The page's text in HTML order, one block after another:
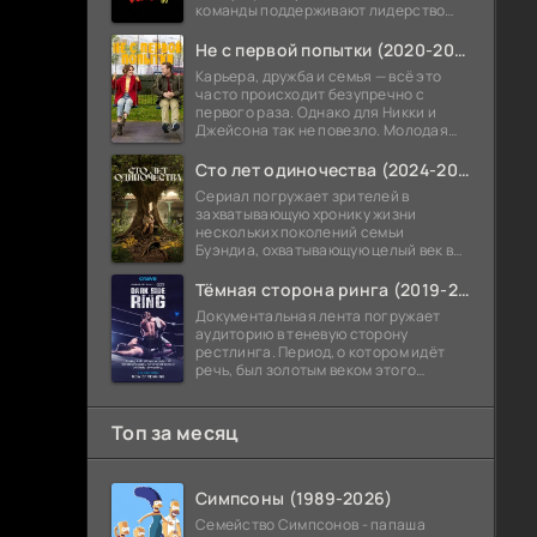
команды поддерживают лидерство
испытывает давление от новой роли.Не с первой попытки (2020-2026)
Карьера, дружба и семья — всё это
часто происходит безупречно с
первого раза. Однако для Никки и
Джейсона так не повезло. Молодая
стать родителями, но все их
Сто лет одиночества (2024-2026)
Сериал погружает зрителей в
захватывающую хронику жизни
нескольких поколений семьи
Буэндиа, охватывающую целый век в
постколониальных 1820-х до бурныхТёмная сторона ринга (2019-2026)
Документальная лента погружает
аудиторию в теневую сторону
рестлинга. Период, о котором идёт
речь, был золотым веком этого
приковано не к триумфам, а к
Топ за месяц
Симпсоны (1989-2026)
Семейство Симпсонов - папаша